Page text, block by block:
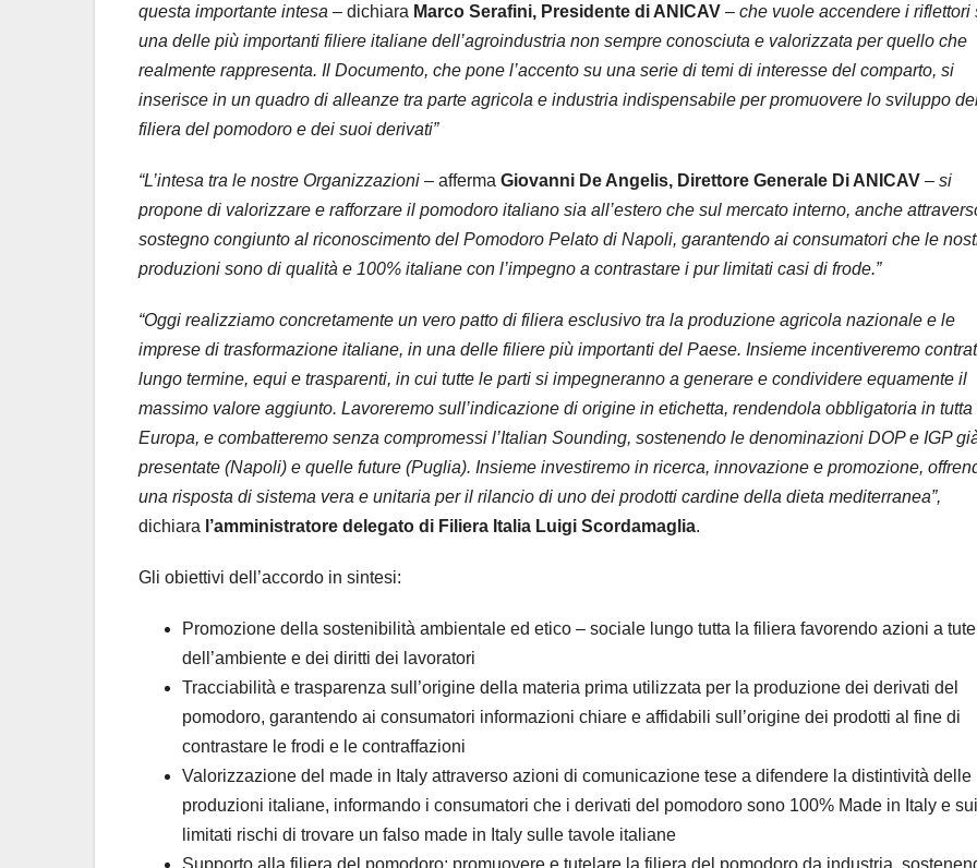
questa importante intesa – dichiara Marco Serafini, Presidente di ANICAV – che vuole accendere i riflettori
una delle più importanti filiere italiane dell’agroindustria non sempre conosciuta e valorizzata per quello che
realmente rappresenta. Il Documento, che pone l’accento su una serie di temi di interesse del comparto, si
inserisce in un quadro di alleanze tra parte agricola e industria indispensabile per promuovere lo sviluppo
filiera del pomodoro e dei suoi derivati”
“L’intesa tra le nostre Organizzazioni – afferma Giovanni De Angelis, Direttore Generale Di ANICAV – si
propone di valorizzare e rafforzare il pomodoro italiano sia all’estero che sul mercato interno, anche
sostegno congiunto al riconoscimento del Pomodoro Pelato di Napoli, garantendo ai consumatori che le
produzioni sono di qualità e 100% italiane con l’impegno a contrastare i pur limitati casi di frode.”
“Oggi realizziamo concretamente un vero patto di filiera esclusivo tra la produzione agricola nazionale e le
imprese di trasformazione italiane, in una delle filiere più importanti del Paese. Insieme incentiveremo
lungo termine, equi e trasparenti, in cui tutte le parti si impegneranno a generare e condividere equamente il
massimo valore aggiunto. Lavoreremo sull’indicazione di origine in etichetta, rendendola obbligatoria in tutta
Europa, e combatteremo senza compromessi l’Italian Sounding, sostenendo le denominazioni DOP e IGP
presentate (Napoli) e quelle future (Puglia). Insieme investiremo in ricerca, innovazione e promozione,
una risposta di sistema vera e unitaria per il rilancio di uno dei prodotti cardine della dieta mediterranea”,
dichiara l’amministratore delegato di Filiera Italia Luigi Scordamaglia.
Gli obiettivi dell’accordo in sintesi:
Promozione della sostenibilità ambientale ed etico – sociale lungo tutta la filiera favorendo azioni a
dell’ambiente e dei diritti dei lavoratori
Tracciabilità e trasparenza sull’origine della materia prima utilizzata per la produzione dei derivati del
pomodoro, garantendo ai consumatori informazioni chiare e affidabili sull’origine dei prodotti al fine di
contrastare le frodi e le contraffazioni
Valorizzazione del made in Italy attraverso azioni di comunicazione tese a difendere la distintività delle
produzioni italiane, informando i consumatori che i derivati del pomodoro sono 100% Made in Italy e sui
limitati rischi di trovare un falso made in Italy sulle tavole italiane
Supporto alla filiera del pomodoro: promuovere e tutelare la filiera del pomodoro da industria,